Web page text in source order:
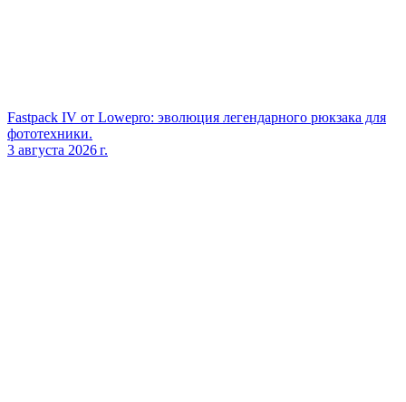
Fastpack IV от Lowepro: эволюция легендарного рюкзака для
фототехники.
3 августа 2026 г.